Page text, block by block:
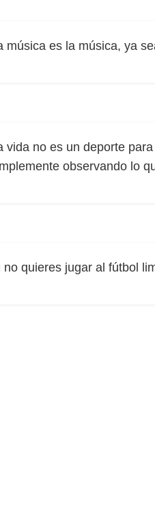
música es la música, ya
vida no es un deporte
observando lo
no quieres jugar al fútbol